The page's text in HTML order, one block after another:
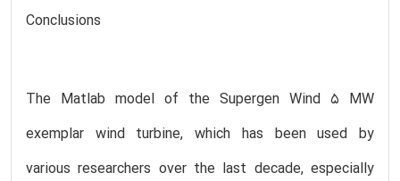
Conclusions
The Matlab model of the Supergen Wind 5 MW
exemplar wind turbine, which has been used by
various researchers over the last decade, especially